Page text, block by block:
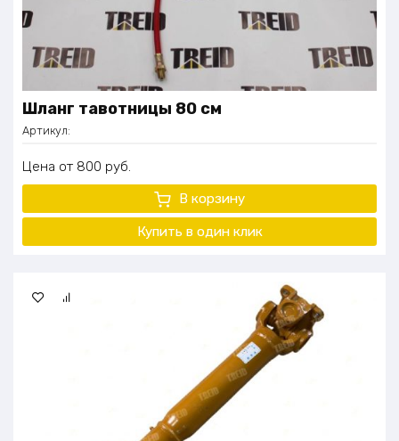
Шланг тавотницы 80 см
Артикул:
Цена 800 руб.
В корзину
Купить в один клик